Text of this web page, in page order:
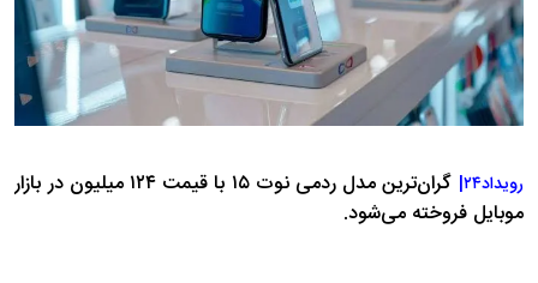
رویداد۲۴|
گران‌ترین مدل ردمی نوت ۱۵ با قیمت ۱۲۴ میلیون در بازار
موبایل فروخته می‌شود.